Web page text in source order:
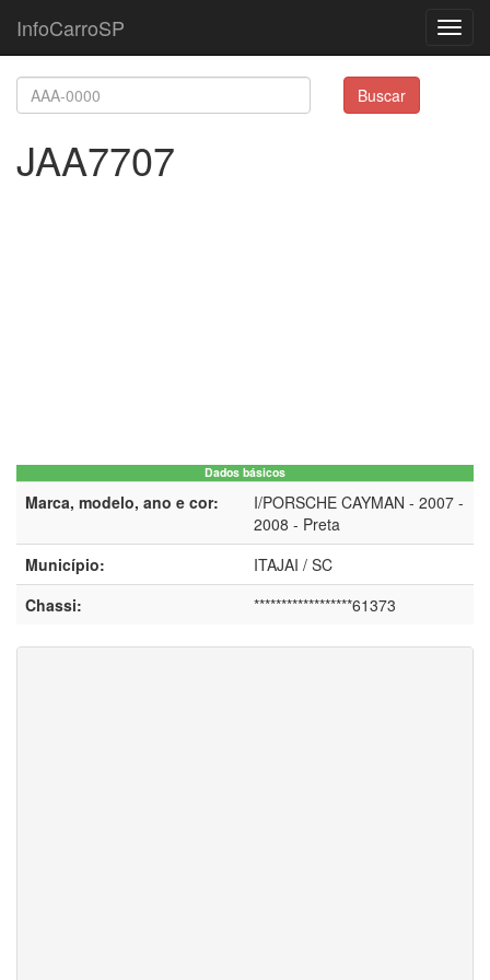
InfoCarroSP
Buscar
JAA7707
Dados básicos
Marca, modelo, ano e cor:
I/PORSCHE CAYMAN - 2007 -
2008 - Preta
Município:
ITAJAI / SC
Chassi:
******************61373